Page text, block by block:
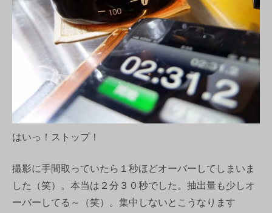
はいっ！ストップ！
撮影に手間取っていたら１秒ほどオーバーしてしまいま
した（笑）。本当は２分３０秒でした。抽出量も少しオ
ーバーしてる～（笑）。集中しないとこうなります